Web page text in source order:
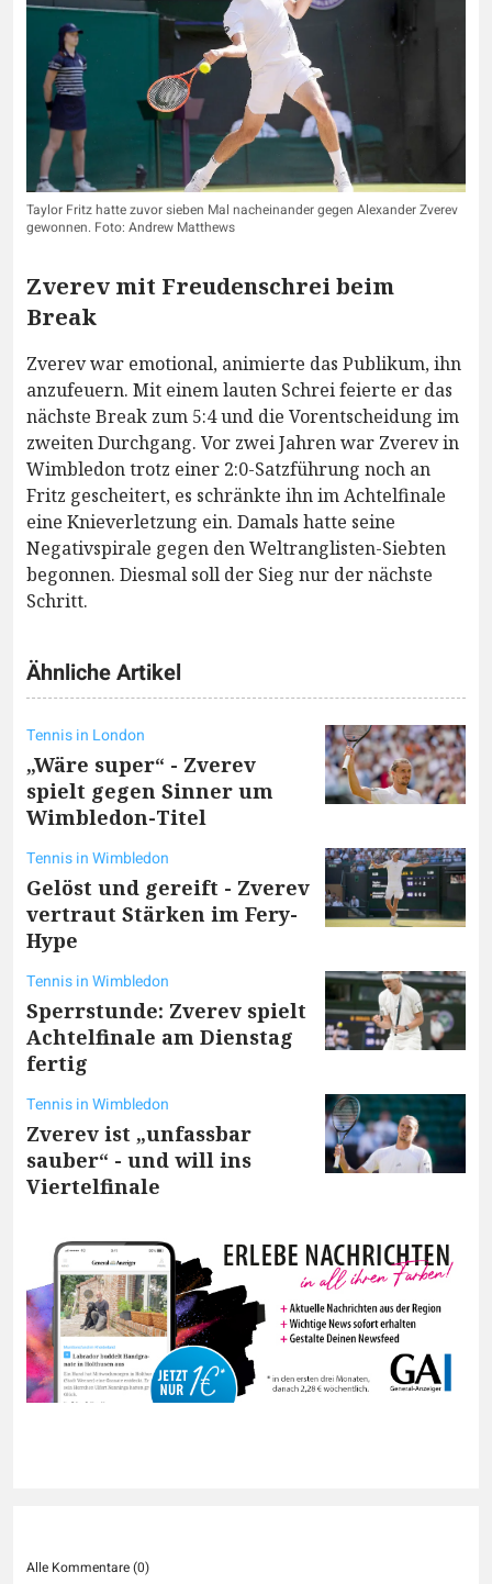
Taylor Fritz hatte zuvor sieben Mal nacheinander gegen Alexander Zverev
gewonnen. Foto: Andrew Matthews
Zverev mit Freudenschrei beim
Break
Zverev war emotional, animierte das Publikum, ihn
anzufeuern. Mit einem lauten Schrei feierte er das
nächste Break zum 5:4 und die Vorentscheidung im
zweiten Durchgang. Vor zwei Jahren war Zverev in
Wimbledon trotz einer 2:0-Satzführung noch an
Fritz gescheitert, es schränkte ihn im Achtelfinale
eine Knieverletzung ein. Damals hatte seine
Negativspirale gegen den Weltranglisten-Siebten
begonnen. Diesmal soll der Sieg nur der nächste
Schritt.
Ähnliche Artikel
Tennis in London
„Wäre super“ - Zverev
spielt gegen Sinner um
Wimbledon-Titel
Tennis in Wimbledon
Gelöst und gereift - Zverev
vertraut Stärken im Fery-
Hype
Tennis in Wimbledon
Sperrstunde: Zverev spielt
Achtelfinale am Dienstag
fertig
Tennis in Wimbledon
Zverev ist „unfassbar
sauber“ - und will ins
Viertelfinale
Alle Kommentare (0)